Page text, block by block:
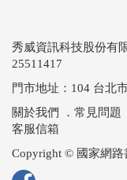
秀威資訊科技股份有
25511417
門市地址：104 台北
關於我們
． 常見問題
客服信箱
Copyright © 國家網路